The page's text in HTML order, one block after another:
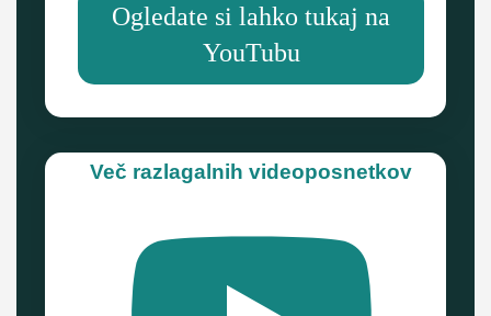
Ogledate si lahko tukaj na
YouTubu
Več razlagalnih videoposnetkov